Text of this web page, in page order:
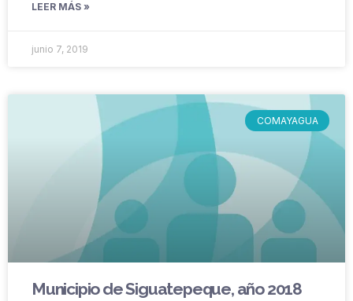
LEER MÁS »
junio 7, 2019
COMAYAGUA
Municipio de Siguatepeque, año 2018